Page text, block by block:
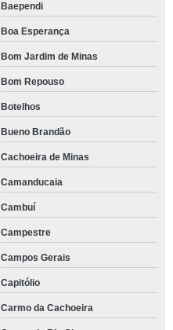
Baependi
Boa Esperança
Bom Jardim de Minas
Bom Repouso
Botelhos
Bueno Brandão
Cachoeira de Minas
Camanducaia
Cambuí
Campestre
Campos Gerais
Capitólio
Carmo da Cachoeira